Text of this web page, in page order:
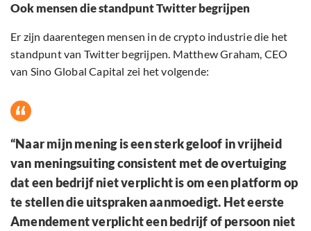
Ook mensen die standpunt Twitter begrijpen
Er zijn daarentegen mensen in de crypto industrie die het
standpunt van Twitter begrijpen. Matthew Graham, CEO
van Sino Global Capital zei het volgende:
“Naar mijn mening is een sterk geloof in vrijheid
van meningsuiting consistent met de overtuiging
dat een bedrijf niet verplicht is om een platform op
te stellen die uitspraken aanmoedigt. Het eerste
Amendement verplicht een bedrijf of persoon niet